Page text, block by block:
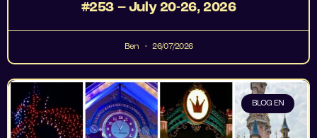
#253 – July 20-26, 2026
Ben 26/07/2026
BLOG EN